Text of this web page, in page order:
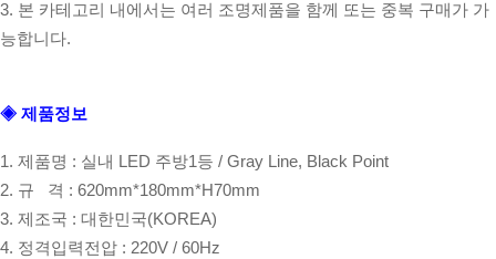
3. 본 카테고리 내에서는 여러 조명제품을 함께 또는 중복 구매가 가
능합니다.
◈ 제품정보
1. 제품명 : 실내 LED 주방1등 / Gray Line, Black Point
2. 규 격 : 620mm*180mm*H70mm
3. 제조국 : 대한민국(KOREA)
4. 정격입력전압 : 220V / 60Hz